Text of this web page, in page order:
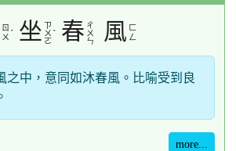
ㄖ
ㄨ ˊ 坐 ㄗ
ㄨ
ㄛ
ˋ 春 ㄔ
ㄨ
ㄣ
風 ㄈ
ㄥ
之中，意同如沐春風。比喻受到良
more...